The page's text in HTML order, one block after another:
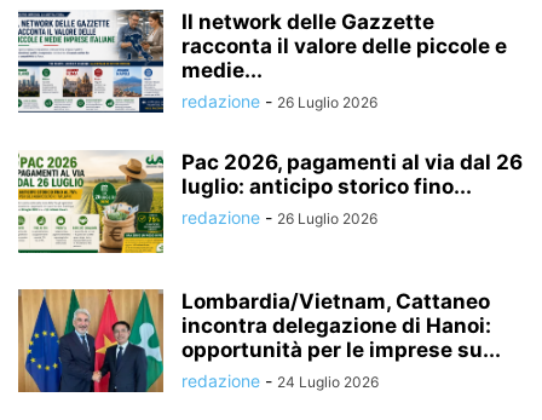
Il network delle Gazzette
racconta il valore delle piccole e
medie...
redazione - 26 Luglio 2026
Pac 2026, pagamenti al via dal 26
luglio: anticipo storico fino...
redazione - 26 Luglio 2026
Lombardia/Vietnam, Cattaneo
incontra delegazione di Hanoi:
opportunità per le imprese su...
redazione - 24 Luglio 2026